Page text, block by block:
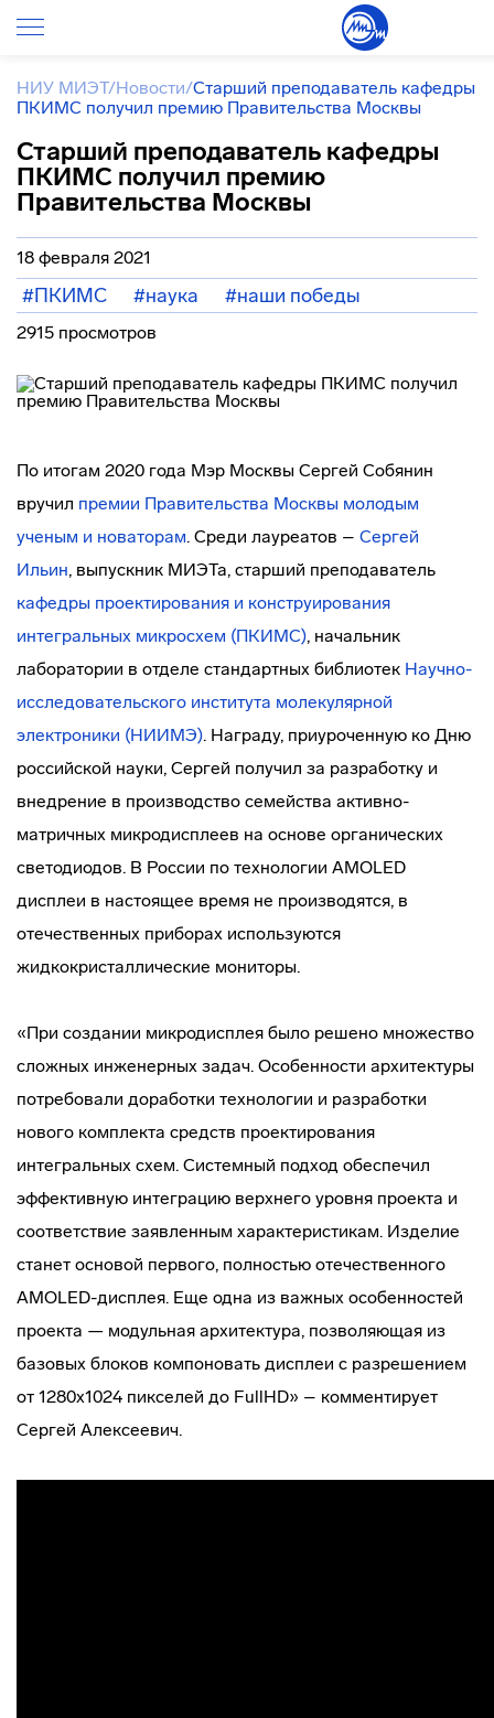
НИУ МИЭТ/Новости/Старший преподаватель кафедры
ПКИМС получил премию Правительства Москвы
Старший преподаватель кафедры
ПКИМС получил премию
Правительства Москвы
18 февраля 2021
#ПКИМС #наука #наши победы
2915 просмотров
По итогам 2020 года Мэр Москвы Сергей Собянин
вручил премии Правительства Москвы молодым
ученым и новаторам. Среди лауреатов – Сергей
Ильин, выпускник МИЭТа, старший преподаватель
кафедры проектирования и конструирования
интегральных микросхем (ПКИМС), начальник
лаборатории в отделе стандартных библиотек Научно-
исследовательского института молекулярной
электроники (НИИМЭ). Награду, приуроченную ко Дню
российской науки, Сергей получил за разработку и
внедрение в производство семейства активно-
матричных микродисплеев на основе органических
светодиодов. В России по технологии AMOLED
дисплеи в настоящее время не производятся, в
отечественных приборах используются
жидкокристаллические мониторы.
«При создании микродисплея было решено множество
сложных инженерных задач. Особенности архитектуры
потребовали доработки технологии и разработки
нового комплекта средств проектирования
интегральных схем. Системный подход обеспечил
эффективную интеграцию верхнего уровня проекта и
соответствие заявленным характеристикам. Изделие
станет основой первого, полностью отечественного
AMOLED-дисплея. Еще одна из важных особенностей
проекта — модульная архитектура, позволяющая из
базовых блоков компоновать дисплеи с разрешением
от 1280х1024 пикселей до FullHD» – комментирует
Сергей Алексеевич.